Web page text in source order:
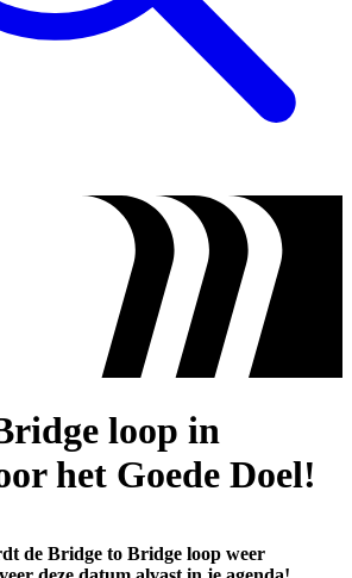
loop in
het Goede Doel!
de Bridge to Bridge loop weer